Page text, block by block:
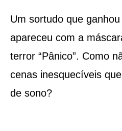
Um sortudo que
apareceu com a
terror “Pânico”. Como
cenas inesquecíveis
de sono?